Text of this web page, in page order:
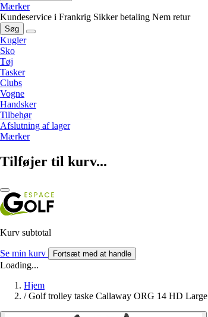
Mærker
Kundeservice i Frankrig Sikker betaling Nem retur
Søg
Kugler
Sko
Tøj
Tasker
Clubs
Vogne
Handsker
Tilbehør
Afslutning af lager
Mærker
Tilføjer til kurv...
Kurv subtotal
Se min kurv Fortsæt med at handle
Loading...
Hjem
/ Golf trolley taske Callaway ORG 14 HD Large